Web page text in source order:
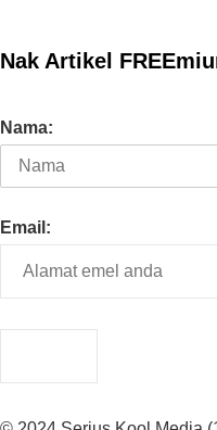
Nak Artikel
Nama:
Email: